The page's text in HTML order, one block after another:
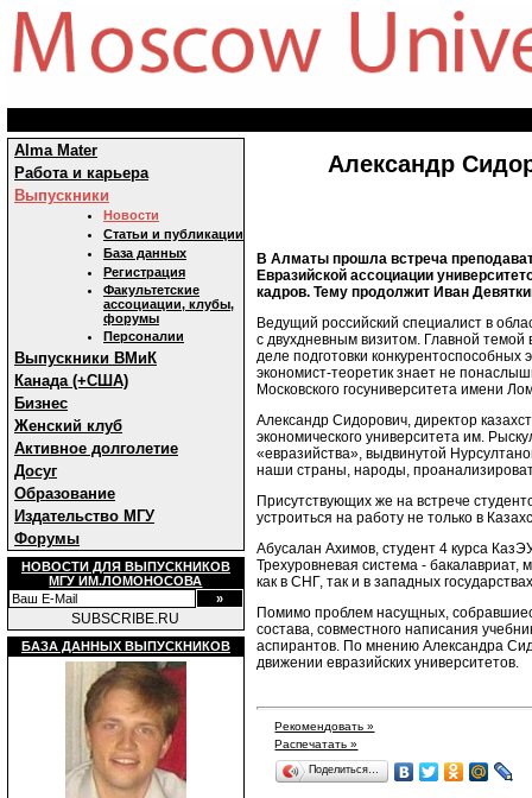
Alma Mater
Работа и карьера
Выпускники
Новости
Статьи и публикации
База данных
Регистрация
Факультетские
ассоциации, клубы,
форумы
Персоналии
Выпускники ВМиК
Канада (+США)
Бизнес
Женский клуб
Активное долголетие
Досуг
Образование
Издательство МГУ
Форумы
НОВОСТИ ДЛЯ ВЫПУСКНИКОВ
МГУ ИМ.ЛОМОНОСОВА
SUBSCRIBE.RU
БАЗА ДАННЫХ ВЫПУСКНИКОВ
Александр
В Алматы прошла встреча
Евразийской ассоциации
кадров. Тему продолжит Иван
Ведущий российский специалист в
с двухдневным визитом. Главной
деле подготовки конкурентоспособных
экономист-теоретик знает не
Московского госуниверситета имени
Александр Сидорович, директор
экономического университета им.
«евразийства», выдвинутой
наши страны, народы,
Присутствующих же на встрече
устроиться на работу не только в
Абусалан Ахимов, студент 4 курса
Трехуровневая система -
как в СНГ, так и в западных
Помимо проблем насущных,
состава, совместного написания
аспирантов. По мнению Александра
движении евразийских университетов.
Рекомендовать »
Распечатать »
Поделиться…